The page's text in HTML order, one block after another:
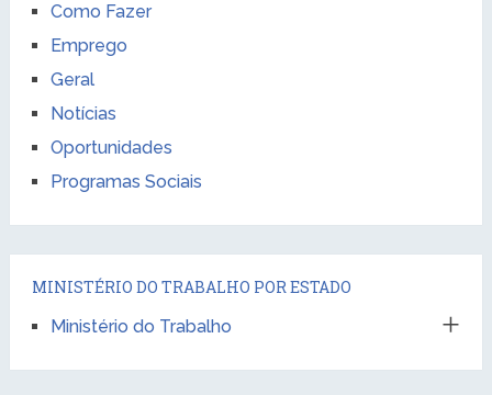
Como Fazer
Emprego
Geral
Notícias
Oportunidades
Programas Sociais
MINISTÉRIO DO TRABALHO POR ESTADO
Ministério do Trabalho